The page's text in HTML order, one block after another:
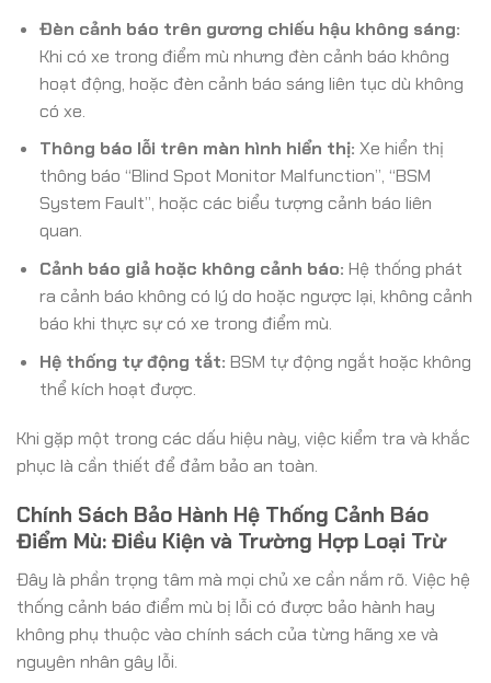
Đèn cảnh báo trên gương chiếu hậu không sáng:
Khi có xe trong điểm mù nhưng đèn cảnh báo không
hoạt động, hoặc đèn cảnh báo sáng liên tục dù không
có xe.
Thông báo lỗi trên màn hình hiển thị: Xe hiển thị
thông báo “Blind Spot Monitor Malfunction”, “BSM
System Fault”, hoặc các biểu tượng cảnh báo liên
quan.
Cảnh báo giả hoặc không cảnh báo: Hệ thống phát
ra cảnh báo không có lý do hoặc ngược lại, không cảnh
báo khi thực sự có xe trong điểm mù.
Hệ thống tự động tắt: BSM tự động ngắt hoặc không
thể kích hoạt được.
Khi gặp một trong các dấu hiệu này, việc kiểm tra và khắc
phục là cần thiết để đảm bảo an toàn.
Chính Sách Bảo Hành Hệ Thống Cảnh Báo
Điểm Mù: Điều Kiện và Trường Hợp Loại Trừ
Đây là phần trọng tâm mà mọi chủ xe cần nắm rõ. Việc hệ
thống cảnh báo điểm mù bị lỗi có được bảo hành hay
không phụ thuộc vào chính sách của từng hãng xe và
nguyên nhân gây lỗi.